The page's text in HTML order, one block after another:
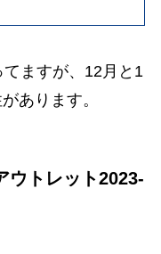
ますが、12月と1
あります。
ウトレット2023-